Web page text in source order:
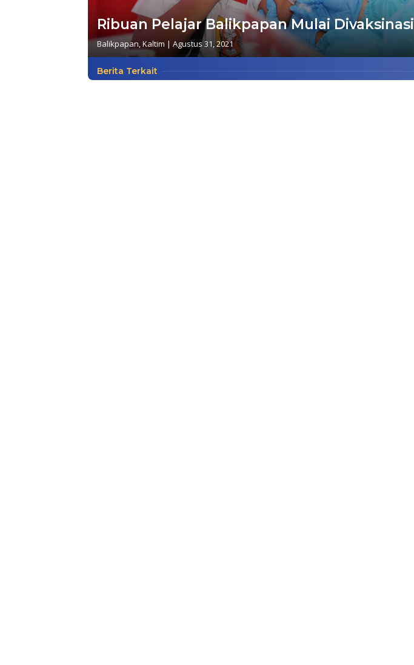
Ribuan Pelajar Balikpapan Mulai Divaksinasi
Balikpapan Kaltim | Agustus 31, 2021
Berita Terkait